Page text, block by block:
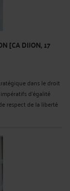
[CA DIJON, 17
dans le droit
d’égalité
respect de la liberté